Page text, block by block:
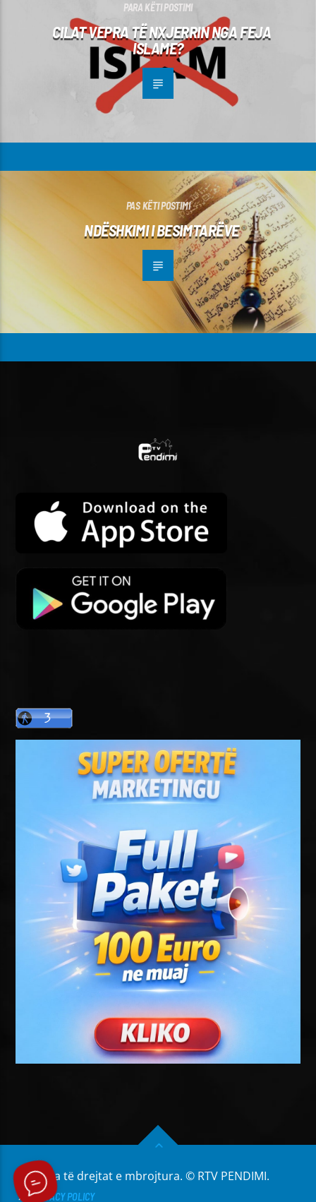
PARA KËTI POSTIMI
CILAT VEPRA TË NXJERRIN NGA FEJA
ISLAME?
PAS KËTI POSTIMI
NDËSHKIMI I BESIMTARËVE
Të gjitha të drejtat e mbrojtura. © RTV PENDIMI.
PRIVACY POLICY